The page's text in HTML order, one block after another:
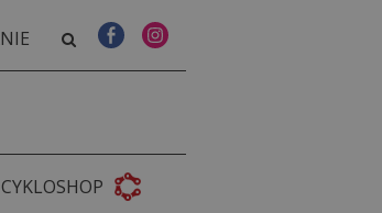
CYKLOSHOP